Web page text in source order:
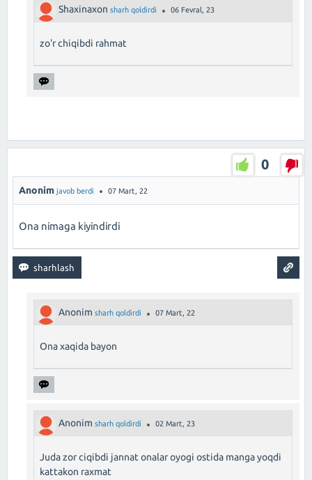
Shaxinaxon sharh qoldirdi 06 Fevral, 23
zo'r chiqibdi rahmat
0
Anonim javob berdi 07 Mart, 22
Ona nimaga kiyindirdi
Anonim sharh qoldirdi 07 Mart, 22
Ona xaqida bayon
Anonim sharh qoldirdi 02 Mart, 23
Juda zor ciqibdi jannat onalar oyogi ostida manga yoqdi
kattakon raxmat